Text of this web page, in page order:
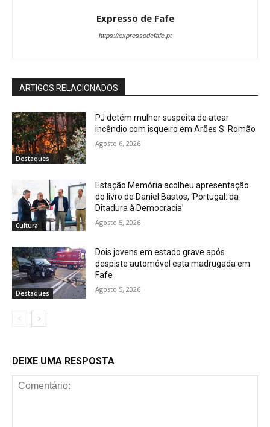
Expresso de Fafe
https://expressodefafe.pt
ARTIGOS RELACIONADOS
Destaques
PJ detém mulher suspeita de atear
incêndio com isqueiro em Arões S. Romão
Agosto 6, 2026
Cultura
Estação Memória acolheu apresentação
do livro de Daniel Bastos, ‘Portugal: da
Ditadura à Democracia’
Agosto 5, 2026
Destaques
Dois jovens em estado grave após
despiste automóvel esta madrugada em
Fafe
Agosto 5, 2026
DEIXE UMA RESPOSTA